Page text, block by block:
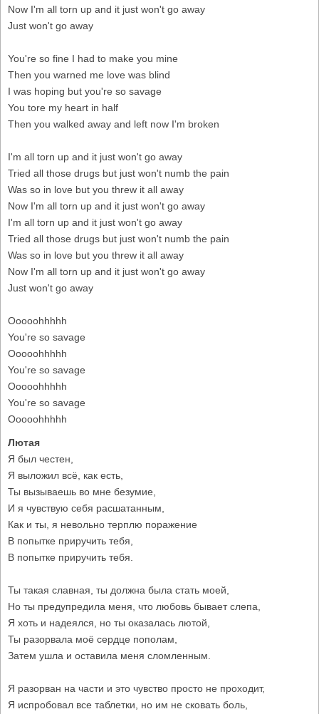
Now I'm all torn up and it just won't go away
Just won't go away
You're so fine I had to make you mine
Then you warned me love was blind
I was hoping but you're so savage
You tore my heart in half
Then you walked away and left now I'm broken
I'm all torn up and it just won't go away
Tried all those drugs but just won't numb the pain
Was so in love but you threw it all away
Now I'm all torn up and it just won't go away
I'm all torn up and it just won't go away
Tried all those drugs but just won't numb the pain
Was so in love but you threw it all away
Now I'm all torn up and it just won't go away
Just won't go away
Ooooohhhhh
You're so savage
Ooooohhhhh
You're so savage
Ooooohhhhh
You're so savage
Ooooohhhhh
Лютая
Я был честен,
Я выложил всё, как есть,
Ты вызываешь во мне безумие,
И я чувствую себя расшатанным,
Как и ты, я невольно терплю поражение
В попытке приручить тебя,
В попытке приручить тебя.
Ты такая славная, ты должна была стать моей,
Но ты предупредила меня, что любовь бывает слепа,
Я хоть и надеялся, но ты оказалась лютой,
Ты разорвала моё сердце пополам,
Затем ушла и оставила меня сломленным.
Я разорван на части и это чувство просто не проходит,
Я испробовал все таблетки, но им не сковать боль,